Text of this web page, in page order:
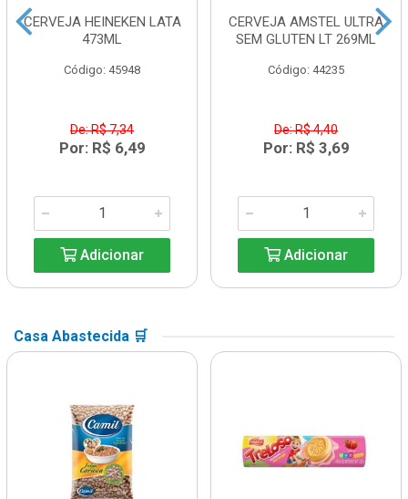
CERVEJA HEINEKEN LATA
473ML
Código: 45948
De: R$ 7,34
Por: R$ 6,49
Adicionar
CERVEJA AMSTEL ULTRA
SEM GLUTEN LT 269ML
Código: 44235
De: R$ 4,40
Por: R$ 3,69
Adicionar
Casa Abastecida 🛒